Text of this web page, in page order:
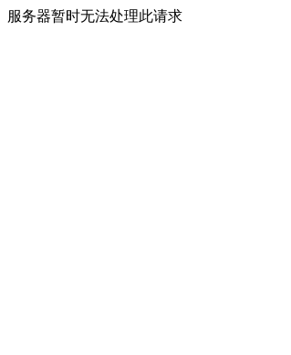
服务器暂时无法处理此请求